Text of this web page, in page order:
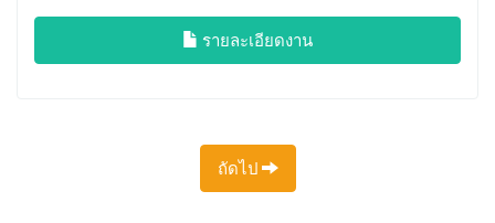
รายละเอียดงาน
ถัดไป